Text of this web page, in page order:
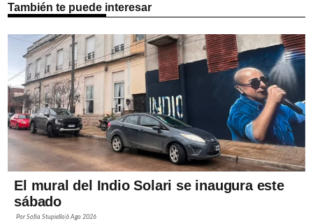
También te puede interesar
El mural del Indio Solari se inaugura este
sábado
PorSofía Stupiello6 Ago 2026